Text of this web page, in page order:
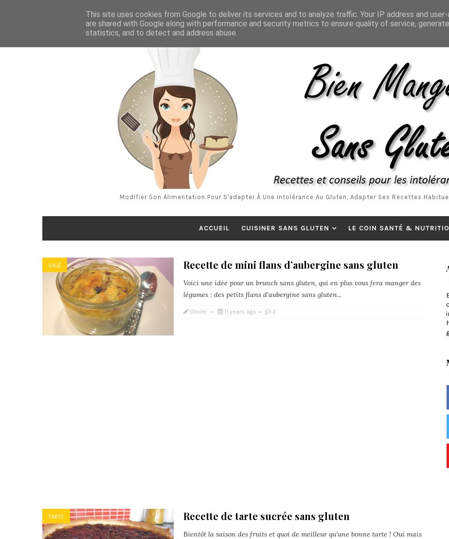
Modifier Son Alimentation Pour S'adapter À Une Intolérance Au Gluten, Adapter Ses Recettes
ACCUEIL CUISINER SANS GLUTEN LE COIN SANTÉ &
SALÉ Recette de mini flans d’aubergine sans gluten
Voici une idée pour un brunch sans gluten, qui en plus vous fera manger des
légumes : des petits flans d’aubergine sans gluten...
Olivier 11 years ago 2
TARTE Recette de tarte sucrée sans gluten
Bientôt la saison des fruits et quoi de meilleur qu’une bonne tarte ! Oui mais
This site uses cookies from Google to deliver its services and to analyze traffic. Your IP address and
are shared with Google along with performance and security metrics to ensure quality of service,
statistics, and to detect and address abuse.